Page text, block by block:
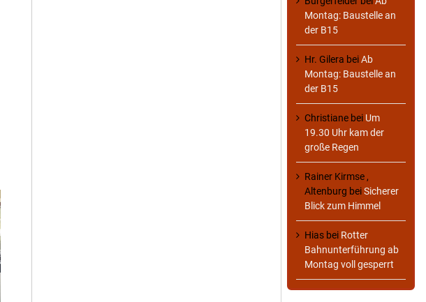
Montag: Baustelle an
der B15
Hr. Gilera beiAb
Montag: Baustelle an
der B15
Christiane bei Um
19.30 Uhr kam der
große Regen
Rainer Kirmse ,
Altenburg beiSicherer
Blick zum Himmel
Hias bei Rotter
Bahnunterführung ab
Montag voll gesperrt